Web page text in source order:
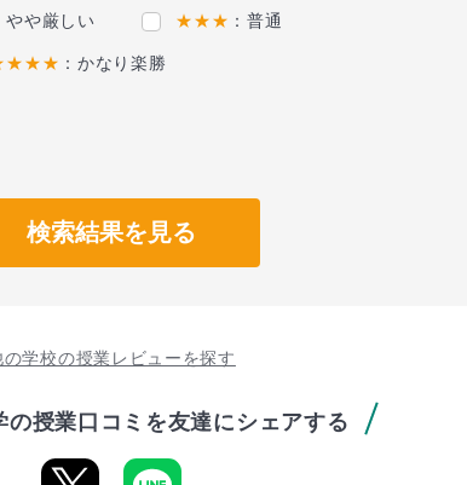
やや厳しい ★★★ ：普通
：かなり楽勝
検索結果を見る
の学校の授業レビューを探す
の授業口コミを友達にシェアする